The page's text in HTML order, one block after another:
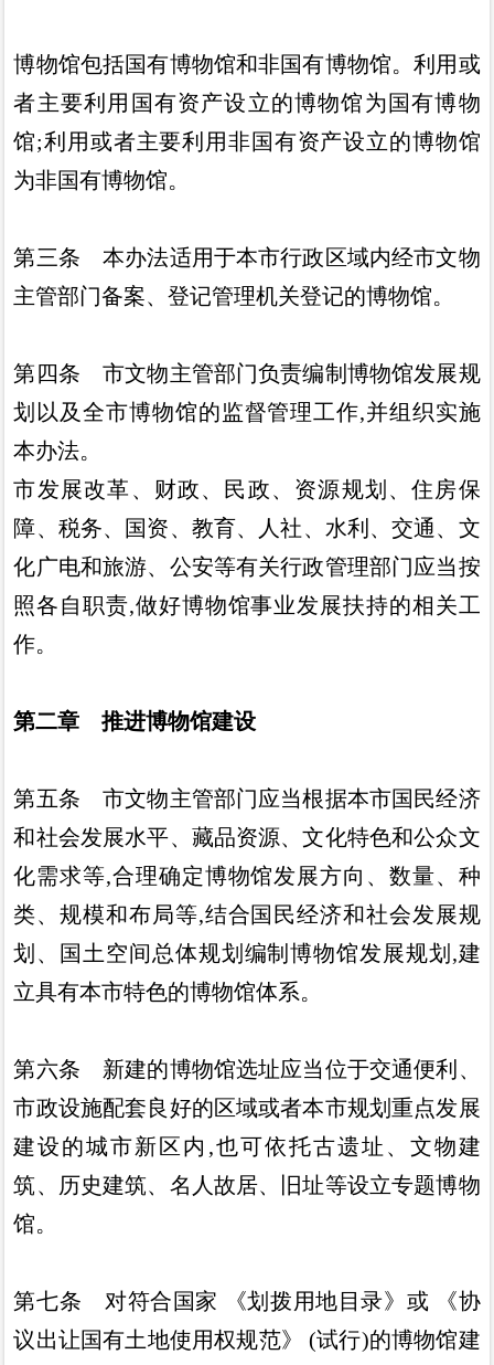
博物馆包括国有博物馆和非国有博物馆。利用或
者主要利用 国有资产设立的博物馆为国有博物
馆;利用或者主要利用非国有资产设立的博物馆
为非国有博物馆。
第三条 本办法适用于本市行政区域内经市文物
主管部门备案、登记管理机关登记的博物馆。
第四条 市文物主管部门负责编制博物馆发展规
划以及全市博物馆的监督管理工作,并组织实施
本办法。
市发展改革 、 财政、 民政、 资源规划 、住房保
障、 税务、 国资、 教育、 人社、 水利 、交通、 文
化广电和旅游、 公安等有关行政管理部门应当按
照各自职责,做好博物馆事业发展扶持的相关工
作。
第二章 推进博物馆建设
第五条 市文物主管部门应当根据本市国民经济
和社会发展水平、 藏品资源、文化特色和公众文
化需求等,合理确定博物馆发展方向 、 数量、 种
类、规模和布局等,结合国民经济和社会发展规
划 、 国土空间总体规划编制博物馆发展规划 ,建
立具有本市特色的博物馆体系。
第六条 新建的博物馆选址应当位于交通便利 、
市政设施配套良好的区域或者本市规划重点发展
建设的城市新区内 ,也可依托古遗址 、 文物建
筑、 历史建筑、 名人故居、 旧址等设立专题博物
馆。
第七条 对符合国家 《划拨用地目录》 或 《协
议出让国有土地使用权规范》 (试行)的博物馆建